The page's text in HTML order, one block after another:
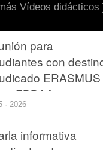
Vídeos didácticos
para
con
ERASMUS
27 FBBAA
· 2026
informativa